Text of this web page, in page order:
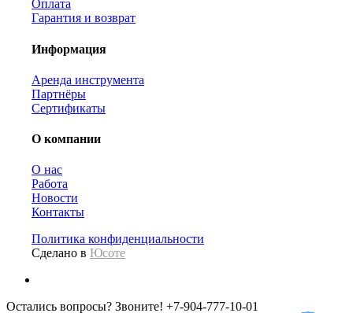
Оплата
Гарантия и возврат
Информация
Аренда инструмента
Партнёры
Сертификаты
О компании
О нас
Работа
Новости
Контакты
Политика конфиденциальности
Сделано в Юсоте
Остались вопросы? Звоните! +7-904-777-10-01